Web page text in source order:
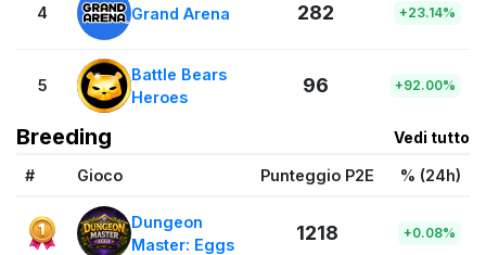
4 Grand Arena 282 +23.14%
5
Battle Bears
Heroes
96 +92.00%
Breeding Vedi tutto
# Gioco Punteggio P2E % (24h)
Dungeon
Master: Eggs
1218 +0.08%